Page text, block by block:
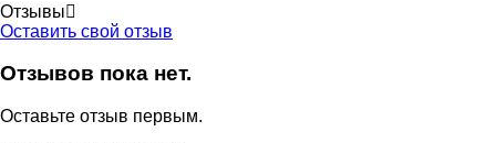
Отзывы
Оставить свой отзыв
Отзывов пока нет.
Оставьте отзыв первым.